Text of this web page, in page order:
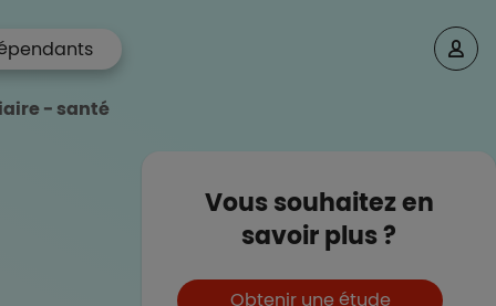
- santé
Vous souhaitez en
savoir plus ?
Boutons et liens
Obtenir une étude